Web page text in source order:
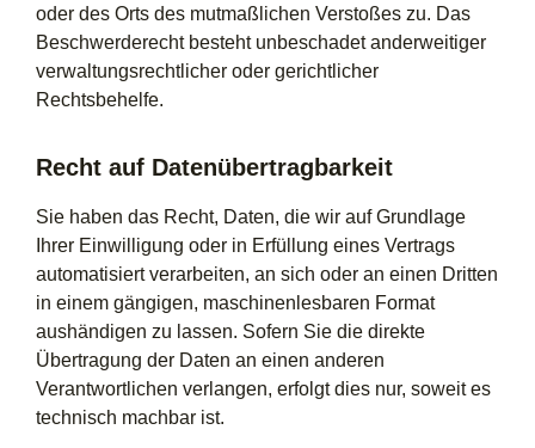
oder des Orts des mutmaßlichen Verstoßes zu. Das
Beschwerderecht besteht unbeschadet anderweitiger
verwaltungsrechtlicher oder gerichtlicher
Rechtsbehelfe.
Recht auf Datenübertragbarkeit
Sie haben das Recht, Daten, die wir auf Grundlage
Ihrer Einwilligung oder in Erfüllung eines Vertrags
automatisiert verarbeiten, an sich oder an einen Dritten
in einem gängigen, maschinenlesbaren Format
aushändigen zu lassen. Sofern Sie die direkte
Übertragung der Daten an einen anderen
Verantwortlichen verlangen, erfolgt dies nur, soweit es
technisch machbar ist.